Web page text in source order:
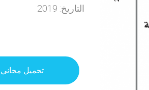
التاريخ: 2019
تحميل مجاني